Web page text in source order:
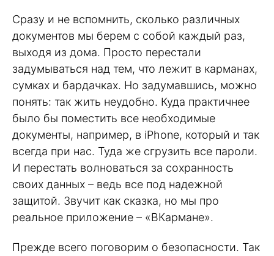
Сразу и не вспомнить, сколько различных
документов мы берем с собой каждый раз,
выходя из дома. Просто перестали
задумываться над тем, что лежит в карманах,
сумках и бардачках. Но задумавшись, можно
понять: так жить неудобно. Куда практичнее
было бы поместить все необходимые
документы, например, в iPhone, который и так
всегда при нас. Туда же сгрузить все пароли.
И перестать волноваться за сохранность
своих данных – ведь все под надежной
защитой. Звучит как сказка, но мы про
реальное приложение – «ВКармане».
Прежде всего поговорим о безопасности. Так